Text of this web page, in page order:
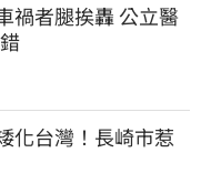
禍者腿挨轟 公立醫
化台灣！長崎市惹